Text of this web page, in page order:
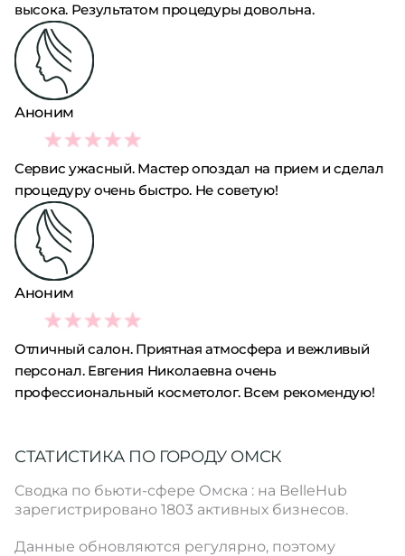
высока. Результатом процедуры довольна.
Аноним
2
Сервис ужасный. Мастер опоздал на прием и сделал
процедуру очень быстро. Не советую!
Аноним
5
Отличный салон. Приятная атмосфера и вежливый
персонал. Евгения Николаевна очень
профессиональный косметолог. Всем рекомендую!
СТАТИСТИКА ПО ГОРОДУ ОМСК
Сводка по бьюти-сфере Омска : на BelleHub
зарегистрировано 1803 активных бизнесов.
Данные обновляются регулярно, поэтому